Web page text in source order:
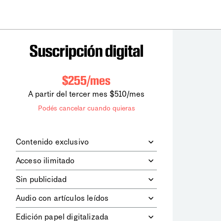
Suscripción digital
$255/mes
A partir del tercer mes $510/mes
Podés cancelar cuando quieras
Contenido exclusivo
digitales dela diaria
los contenidos de Le Monde
diplomatique.
Acceso ilimitado
contenidos.
Sin publicidad
publicitarios.
Audio con artículos leídos
Edición papel digitalizada